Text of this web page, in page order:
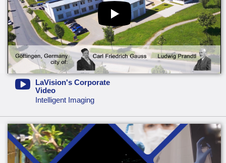
LaVision's Corporate
Video
Intelligent Imaging